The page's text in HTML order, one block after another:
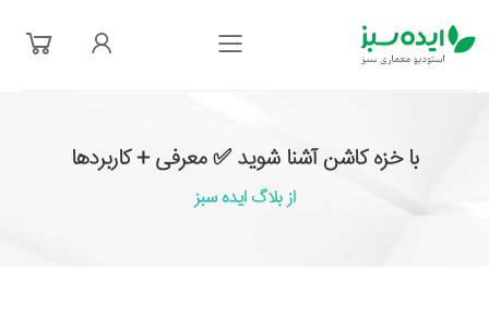
فهرست
با خزه کاشن آشنا شوید ✅ معرفی + کاربردها
از بلاگ ایده سبز